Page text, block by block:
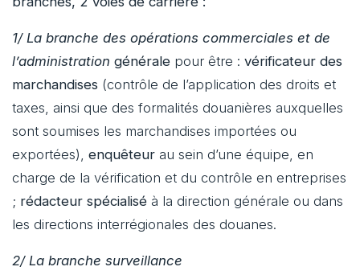
1/ La branche des opérations commerciales et de
l’administration générale pour être : vérificateur des
marchandises (contrôle de l’application des droits et
taxes, ainsi que des formalités douanières auxquelles
sont soumises les marchandises importées ou
exportées), enquêteur au sein d’une équipe, en
charge de la vérification et du contrôle en entreprises
; rédacteur spécialisé à la direction générale ou dans
les directions interrégionales des douanes.
2/ La branche surveillance